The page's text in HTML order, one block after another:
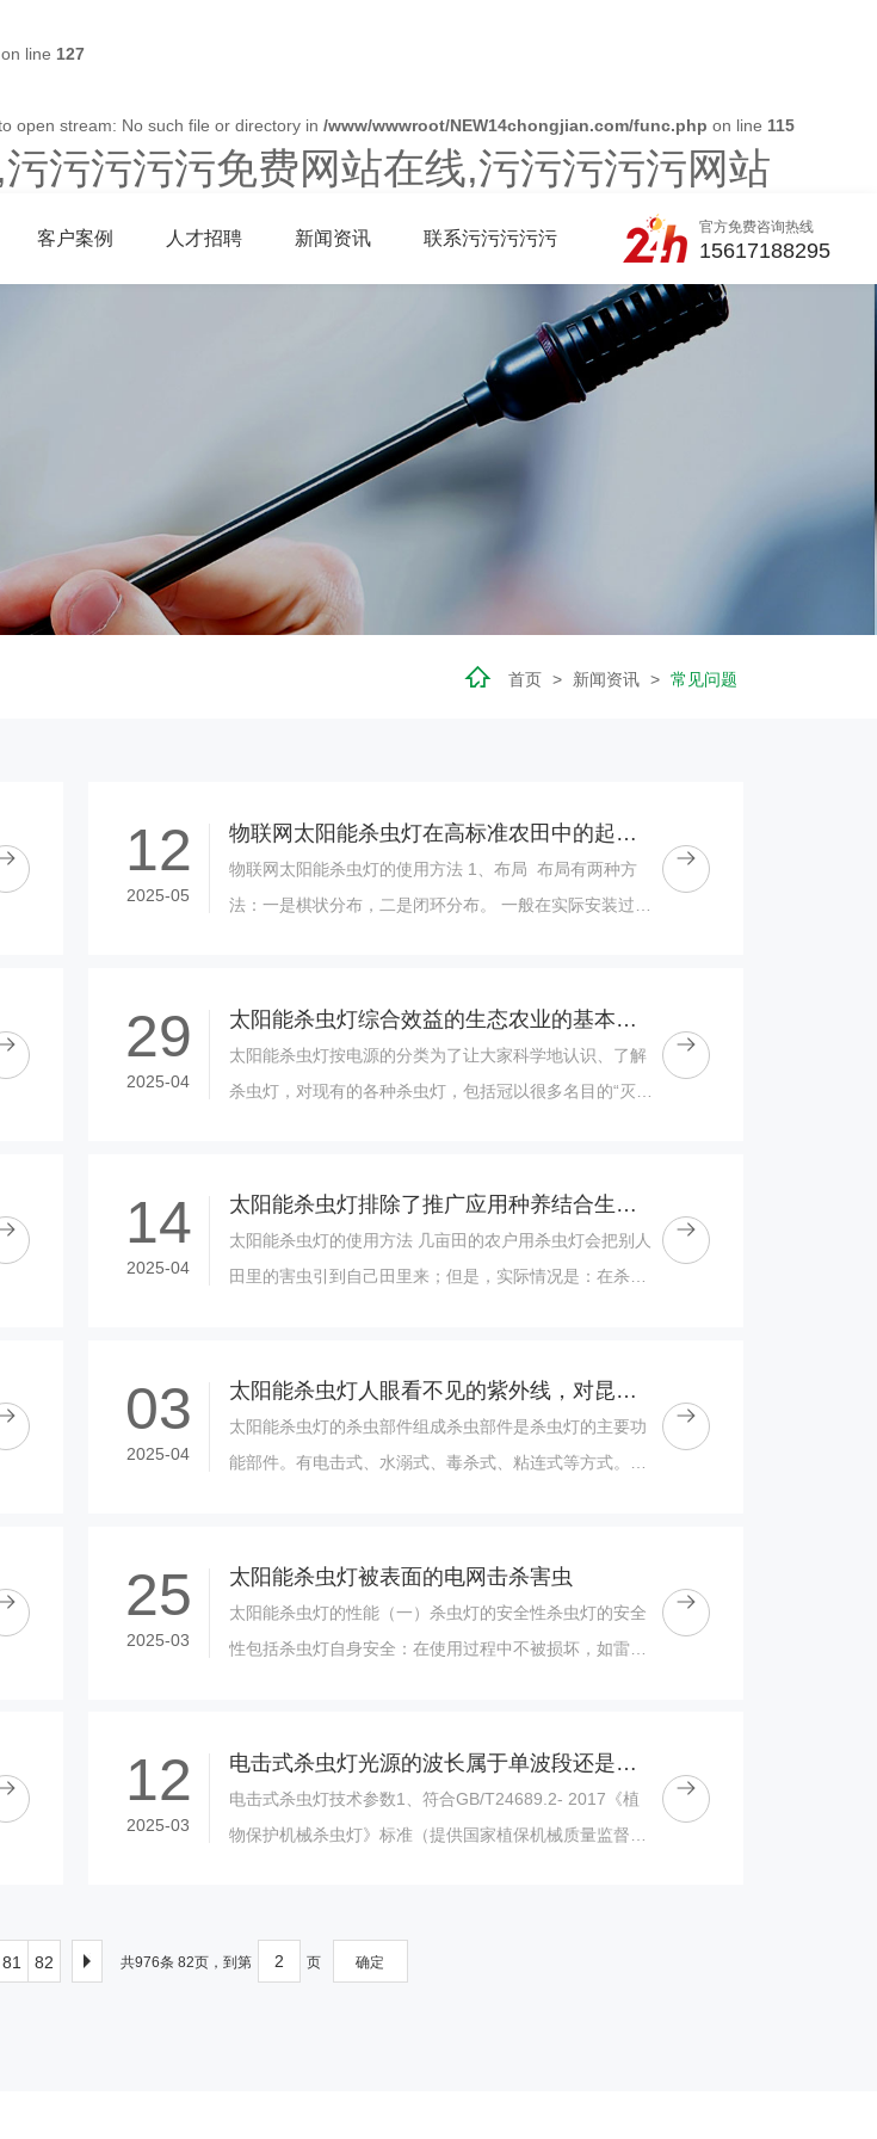
on line 127
open stream: No such file or directory in /www/wwwroot/NEW14chongjian.com/func.php on line 115
污污污污免费网站在线,污污污污污网站
客户案例 人才招聘 新闻资讯 联系污污污污污
官方免费咨询热线
15617188295
首页 > 新闻资讯 > 常见问题
12
2025-05
物联网太阳能杀虫灯在高标准农田中的起到的作用
物联网太阳能杀虫灯的使用方法 1、布局 布局有两种方
法：一是棋状分布，二是闭环分布。 一般在实际安装过程
29
2025-04
太阳能杀虫灯综合效益的生态农业的基本技术
太阳能杀虫灯按电源的分类为了让大家科学地认识、了解
杀虫灯，对现有的各种杀虫灯，包括冠以很多名目的“灭虫
14
2025-04
太阳能杀虫灯排除了推广应用种养结合生态农业技术的障碍
太阳能杀虫灯的使用方法 几亩田的农户用杀虫灯会把别人
田里的害虫引到自己田里来；但是，实际情况是：在杀虫
03
2025-04
太阳能杀虫灯人眼看不见的紫外线，对昆虫就是可见
太阳能杀虫灯的杀虫部件组成杀虫部件是杀虫灯的主要功
能部件。有电击式、水溺式、毒杀式、粘连式等方式。
25
2025-03
太阳能杀虫灯被表面的电网击杀害虫
太阳能杀虫灯的性能（一）杀虫灯的安全性杀虫灯的安全
性包括杀虫灯自身安全：在使用过程中不被损坏，如雷
12
2025-03
电击式杀虫灯光源的波长属于单波段还是多波段
电击式杀虫灯技术参数1、符合GB/T24689.2- 2017《植
物保护机械杀虫灯》标准（提供国家植保机械质量监督检
81 82 共976条 82页，到第 页 确定